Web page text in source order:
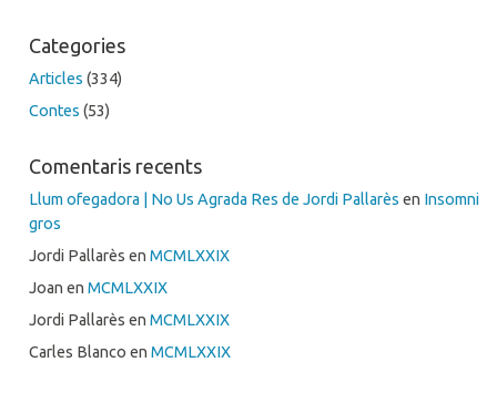
Categories
Articles (334)
Contes (53)
Comentaris recents
Llum ofegadora | No Us Agrada Res de Jordi Pallarès en Insomni
gros
Jordi Pallarès enMCMLXXIX
Joan enMCMLXXIX
Jordi Pallarès enMCMLXXIX
Carles Blanco enMCMLXXIX